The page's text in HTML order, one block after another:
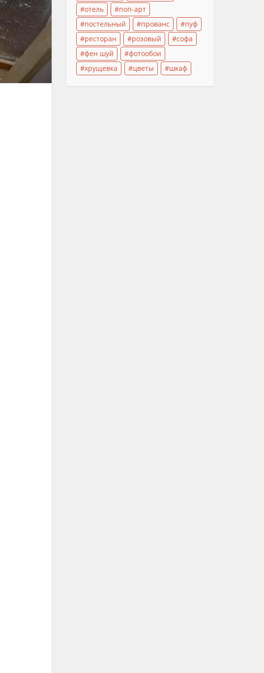
отель
поп-арт
постельный
прованс
пуф
ресторан
розовый
софа
фен шуй
фотообои
хрущевка
цветы шкаф